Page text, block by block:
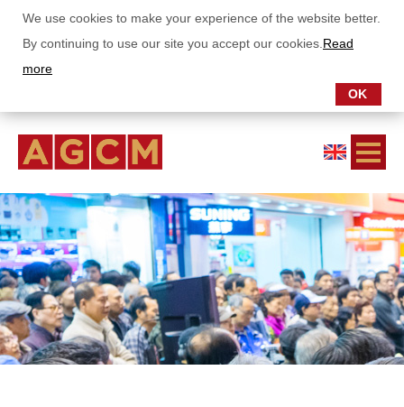
We use cookies to make your experience of the website better.
By continuing to use our site you accept our cookies. Read
more
OK
OM OSS
VÅRA FONDER
Asia Growth Fund
China Stars Fund
Om fonden
Utveckling
Investeringsstrategi